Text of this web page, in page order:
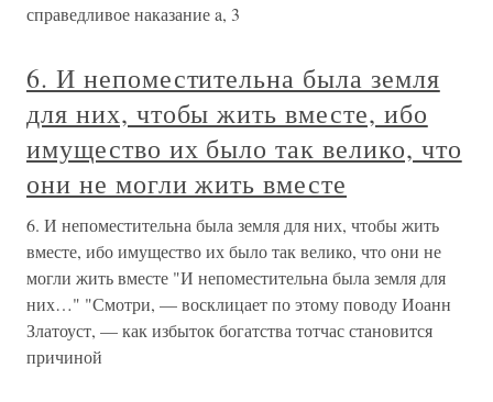
справедливое наказание a, 3
6. И непоместительна была земля
для них, чтобы жить вместе, ибо
имущество их было так велико, что
они не могли жить вместе
6. И непоместительна была земля для них, чтобы жить
вместе, ибо имущество их было так велико, что они не
могли жить вместе "И непоместительна была земля для
них…" "Смотри, — восклицает по этому поводу Иоанн
Златоуст, — как избыток богатства тотчас становится
причиной